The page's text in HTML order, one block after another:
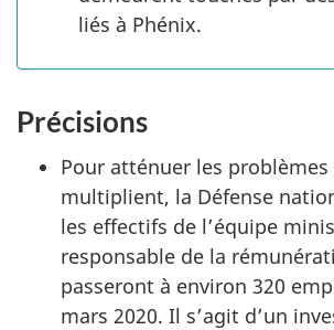
liés à Phénix.
Précisions
Pour atténuer les problèmes
multiplient, la Défense
les effectifs de l’équipe
responsable de la
passeront à environ 320
mars 2020. Il s’agit d’un